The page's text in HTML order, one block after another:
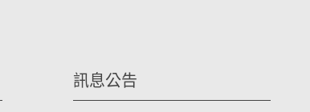
訊息公告